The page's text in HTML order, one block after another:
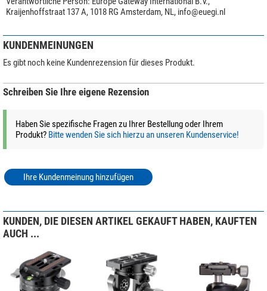
Kraijenhoffstraat 137 A, 1018 RG Amsterdam, NL, info@euegi.nl
KUNDENMEINUNGEN
Es gibt noch keine Kundenrezension für dieses Produkt.
Schreiben Sie Ihre eigene Rezension
Haben Sie spezifische Fragen zu Ihrer Bestellung oder Ihrem
Produkt? Bitte wenden Sie sich hierzu an unseren Kundenservice!
Ihre Kundenmeinung hinzufügen
KUNDEN, DIE DIESEN ARTIKEL GEKAUFT HABEN, KAUFTEN
AUCH ...